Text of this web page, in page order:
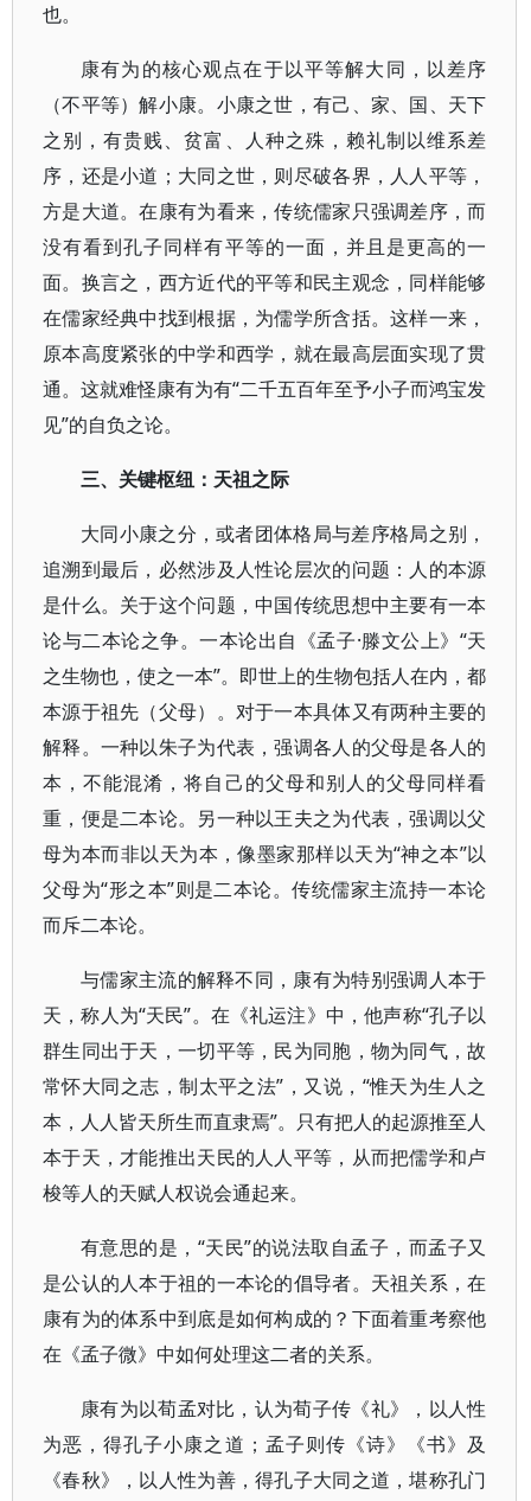
也。
康有为的核心观点在于以平等解大同，以差序
（不平等）解小康。小康之世，有己、家、国、天下
之别，有贵贱、贫富、人种之殊，赖礼制以维系差
序，还是小道；大同之世，则尽破各界，人人平等，
方是大道。在康有为看来，传统儒家只强调差序，而
没有看到孔子同样有平等的一面，并且是更高的一
面。换言之，西方近代的平等和民主观念，同样能够
在儒家经典中找到根据，为儒学所含括。这样一来，
原本高度紧张的中学和西学，就在最高层面实现了贯
通。这就难怪康有为有“二千五百年至予小子而鸿宝发
见”的自负之论。
三、关键枢纽：天祖之际
大同小康之分，或者团体格局与差序格局之别，
追溯到最后，必然涉及人性论层次的问题：人的本源
是什么。关于这个问题，中国传统思想中主要有一本
论与二本论之争。一本论出自《孟子·滕文公上》“天
之生物也，使之一本”。即世上的生物包括人在内，都
本源于祖先（父母）。对于一本具体又有两种主要的
解释。一种以朱子为代表，强调各人的父母是各人的
本，不能混淆，将自己的父母和别人的父母同样看
重，便是二本论。另一种以王夫之为代表，强调以父
母为本而非以天为本，像墨家那样以天为“神之本”以
父母为“形之本”则是二本论。传统儒家主流持一本论
而斥二本论。
与儒家主流的解释不同，康有为特别强调人本于
天，称人为“天民”。在《礼运注》中，他声称“孔子以
群生同出于天，一切平等，民为同胞，物为同气，故
常怀大同之志，制太平之法”，又说，“惟天为生人之
本，人人皆天所生而直隶焉”。只有把人的起源推至人
本于天，才能推出天民的人人平等，从而把儒学和卢
梭等人的天赋人权说会通起来。
有意思的是，“天民”的说法取自孟子，而孟子又
是公认的人本于祖的一本论的倡导者。天祖关系，在
康有为的体系中到底是如何构成的？下面着重考察他
在《孟子微》中如何处理这二者的关系。
康有为以荀孟对比，认为荀子传《礼》，以人性
为恶，得孔子小康之道；孟子则传《诗》《书》及
《春秋》，以人性为善，得孔子大同之道，堪称孔门